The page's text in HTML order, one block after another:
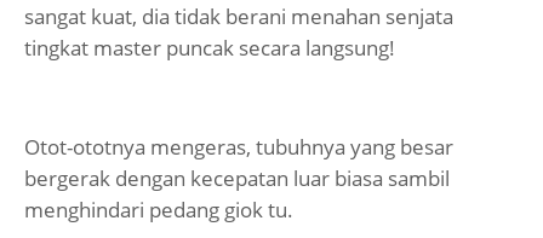
sangat kuat, dia tidak berani menahan senjata
tingkat master puncak secara langsung!
Otot-ototnya mengeras, tubuhnya yang besar
bergerak dengan kecepatan luar biasa sambil
menghindari pedang giok tu.